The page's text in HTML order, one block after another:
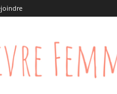
Vivre
Femme